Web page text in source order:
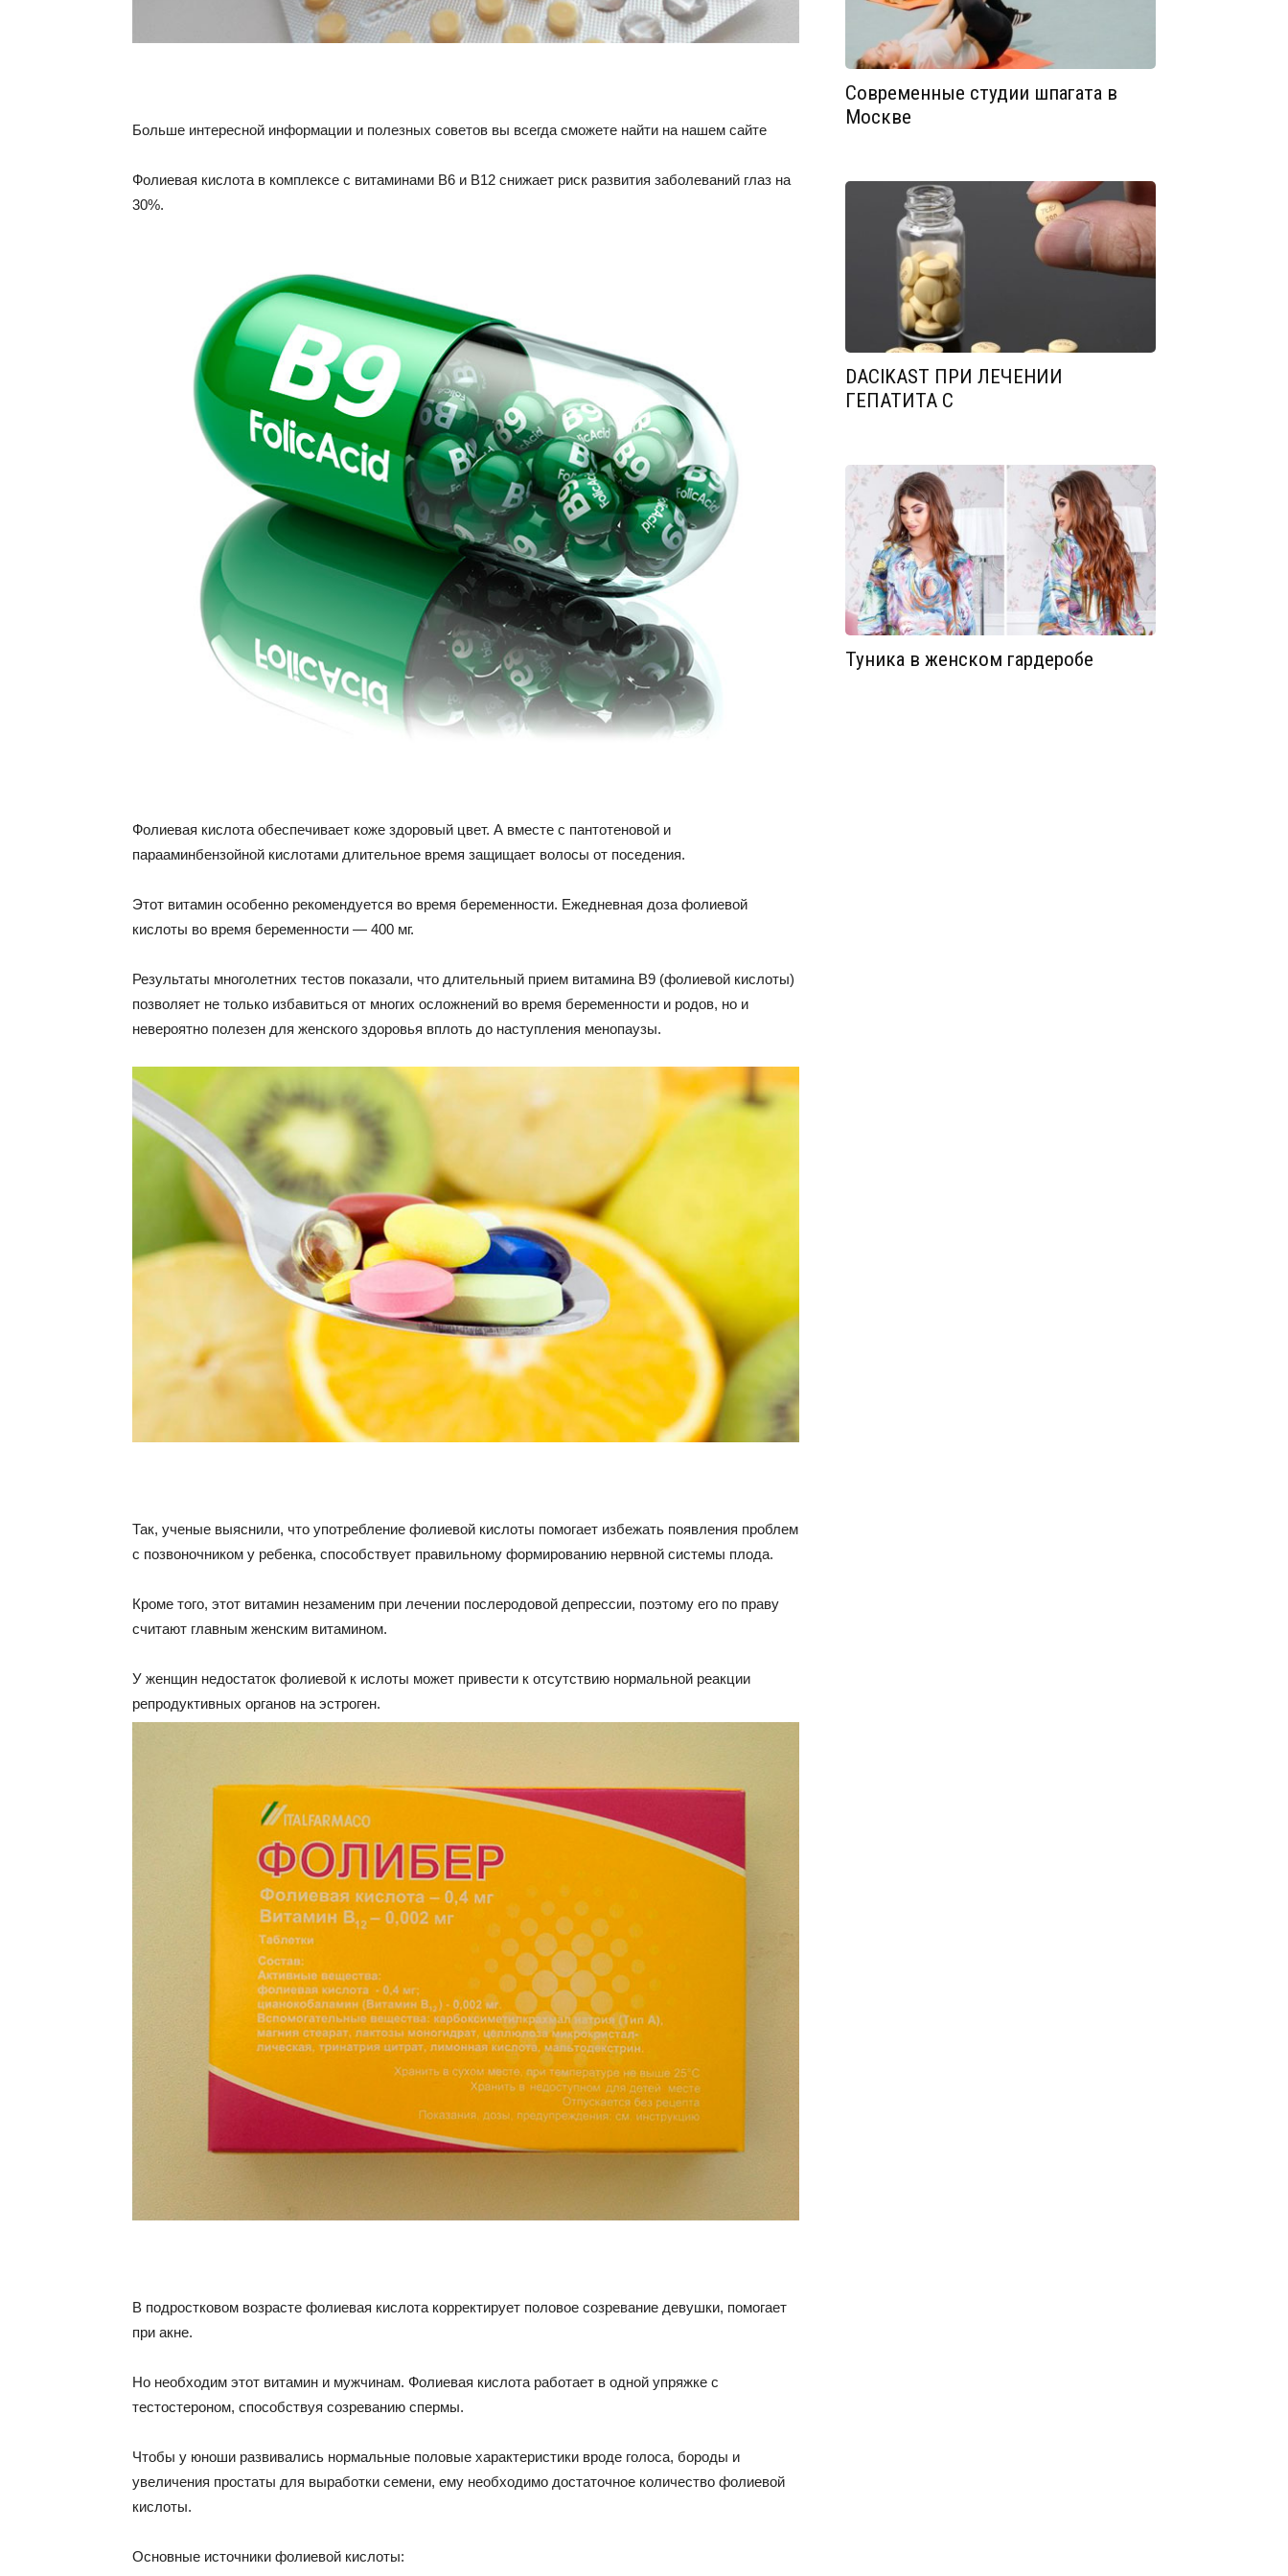
Больше интересной информации и полезных советов вы всегда сможете найти на нашем сайте
Фолиевая кислота в комплексе с витаминами В6 и В12 снижает риск развития заболеваний глаз на
30%.
Фолиевая кислота обеспечивает коже здоровый цвет. А вместе с пантотеновой и
парааминбензойной кислотами длительное время защищает волосы от поседения.
Этот витамин особенно рекомендуется во время беременности. Ежедневная доза фолиевой
кислоты во время беременности — 400 мг.
Результаты многолетних тестов показали, что длительный прием витамина В9 (фолиевой кислоты)
позволяет не только избавиться от многих осложнений во время беременности и родов, но и
невероятно полезен для женского здоровья вплоть до наступления менопаузы.
Так, ученые выяснили, что употребление фолиевой кислоты помогает избежать появления проблем
с позвоночником у ребенка, способствует правильному формированию нервной системы плода.
Кроме того, этот витамин незаменим при лечении послеродовой депрессии, поэтому его по праву
считают главным женским витамином.
У женщин недостаток фолиевой к ислоты может привести к отсутствию нормальной реакции
репродуктивных органов на эстроген.
В подростковом возрасте фолиевая кислота корректирует половое созревание девушки, помогает
при акне.
Но необходим этот витамин и мужчинам. Фолиевая кислота работает в одной упряжке с
тестостероном, способствуя созреванию спермы.
Чтобы у юноши развивались нормальные половые характеристики вроде голоса, бороды и
увеличения простаты для выработки семени, ему необходимо достаточное количество фолиевой
кислоты.
Основные источники фолиевой кислоты:
Современные студии шпагата в
Москве
DACIKAST ПРИ ЛЕЧЕНИИ
ГЕПАТИТА С
Туника в женском гардеробе